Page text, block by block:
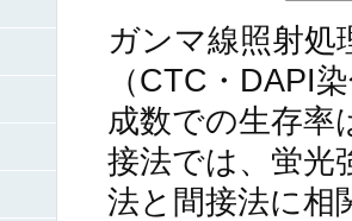
ガンマ線照射処
（CTC・DAPI
成数での生存率
接法では、蛍光
法と間接法に相